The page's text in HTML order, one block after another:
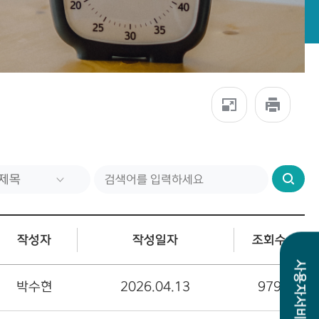
사용자서비스
검
색
작성자 작성일자 조회수
박수현 2026.04.13 979